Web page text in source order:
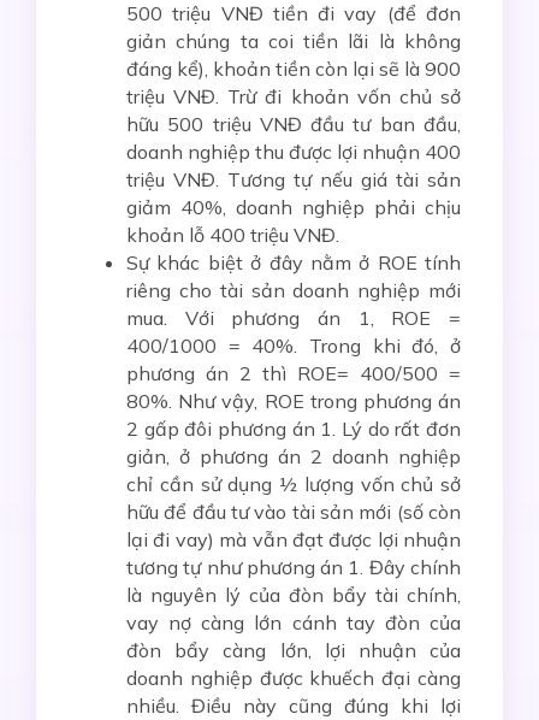
500 triệu VNĐ tiền đi vay (để đơn
giản chúng ta coi tiền lãi là không
đáng kể), khoản tiền còn lại sẽ là 900
triệu VNĐ. Trừ đi khoản vốn chủ sở
hữu 500 triệu VNĐ đầu tư ban đầu,
doanh nghiệp thu được lợi nhuận 400
triệu VNĐ. Tương tự nếu giá tài sản
giảm 40%, doanh nghiệp phải chịu
khoản lỗ 400 triệu VNĐ.
Sự khác biệt ở đây nằm ở ROE tính
riêng cho tài sản doanh nghiệp mới
mua. Với phương án 1, ROE =
400/1000 = 40%. Trong khi đó, ở
phương án 2 thì ROE= 400/500 =
80%. Như vậy, ROE trong phương án
2 gấp đôi phương án 1. Lý do rất đơn
giản, ở phương án 2 doanh nghiệp
chỉ cần sử dụng ½ lượng vốn chủ sở
hữu để đầu tư vào tài sản mới (số còn
lại đi vay) mà vẫn đạt được lợi nhuận
tương tự như phương án 1. Đây chính
là nguyên lý của đòn bẩy tài chính,
vay nợ càng lớn cánh tay đòn của
đòn bẩy càng lớn, lợi nhuận của
doanh nghiệp được khuếch đại càng
nhiều. Điều này cũng đúng khi lợi